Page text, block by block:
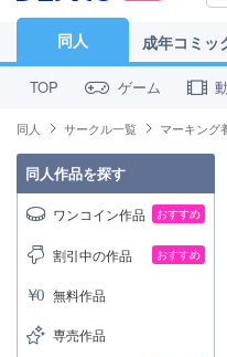
同人 成年コミッ
TOP ゲーム
同人 サークル一覧 マーキング
同人作品を探す
ワンコイン作品 おすすめ
割引中の作品 おすすめ
無料作品
専売作品